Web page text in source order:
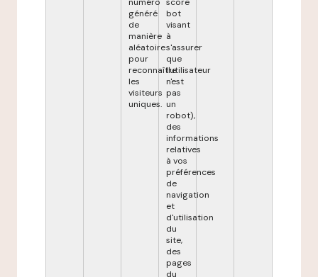
généré
de
manière
aléatoire
pour
reconnaître
les
visiteurs
uniques.
bot
visant
à
s'assurer
que
l'utilisateur
n'est
pas
un
robot),
des
informations
relatives
à vos
préférences
de
navigation
et
d'utilisation
du
site,
des
pages
du